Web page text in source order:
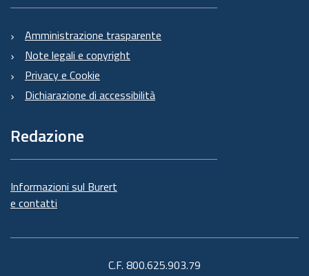
Amministrazione trasparente
Note legali e copyright
Privacy e Cookie
Dichiarazione di accessibilità
Redazione
Informazioni sul Burert
e contatti
C.F. 800.625.903.79